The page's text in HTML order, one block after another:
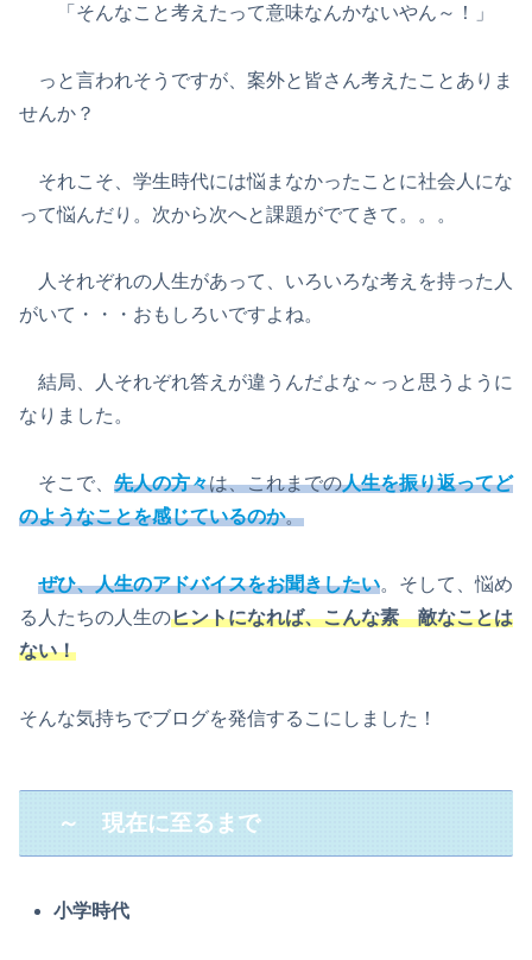
「そんなこと考えたって意味なんかないやん～！」
っと言われそうですが、案外と皆さん考えたことありま
せんか？
それこそ、学生時代には悩まなかったことに社会人にな
って悩んだり。次から次へと課題がでてきて。。。
人それぞれの人生があって、いろいろな考えを持った人
がいて・・・おもしろいですよね。
結局、人それぞれ答えが違うんだよな～っと思うように
なりました。
そこで、 先人の方々は、これまでの人生を振り返ってど
のようなことを感じているのか。
ぜひ、人生のアドバイスをお聞きしたい。そして、悩め
る人たちの人生のヒントになれば、こんな素 敵なことは
ない！
そんな気持ちでブログを発信するこにしました！
～ 現在に至るまで
小学時代